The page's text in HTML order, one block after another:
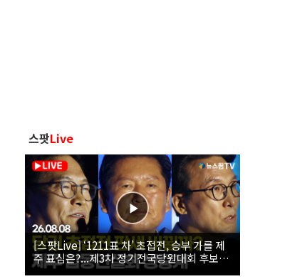
스팟Live
[스팟Live] ‘1211표 차’ 초접전, 승부 가를 제
주 표심은?...제3차 정기전국당원대회 후보자
제주 합동연설회 생중계 | 26.08.08